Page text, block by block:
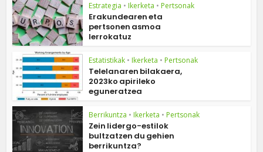
Estrategia • Ikerketa • Pertsonak
Erakundearen eta
pertsonen asmoa
lerrokatuz
Estatistikak • Ikerketa • Pertsonak
Telelanaren bilakaera,
2023ko apirileko
eguneratzea
Berrikuntza • Ikerketa • Pertsonak
Zein lidergo-estilok
bultzatzen du gehien
berrikuntza?